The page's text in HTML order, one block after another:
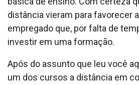
distância vieram para favorecer
empregado que, por falta de
investir em uma formação.
Após do assunto que leu você
um dos cursos a distância em